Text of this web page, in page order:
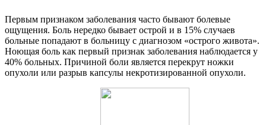
Первым признаком заболевания часто бывают болевые
ощущения. Боль нередко бывает острой и в 15% случаев
больные попадают в больницу с диагнозом «острого живота».
Ноющая боль как первый признак заболевания наблюдается у
40% больных. Причиной боли является перекрут ножки
опухоли или разрыв капсулы некротизированной опухоли.